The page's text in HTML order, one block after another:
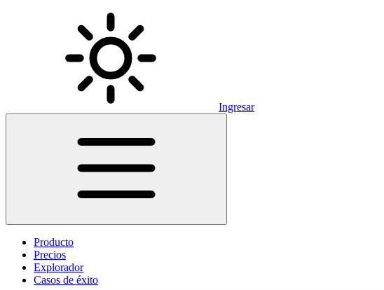
Ingresar
Producto
Precios
Explorador
Casos de éxito